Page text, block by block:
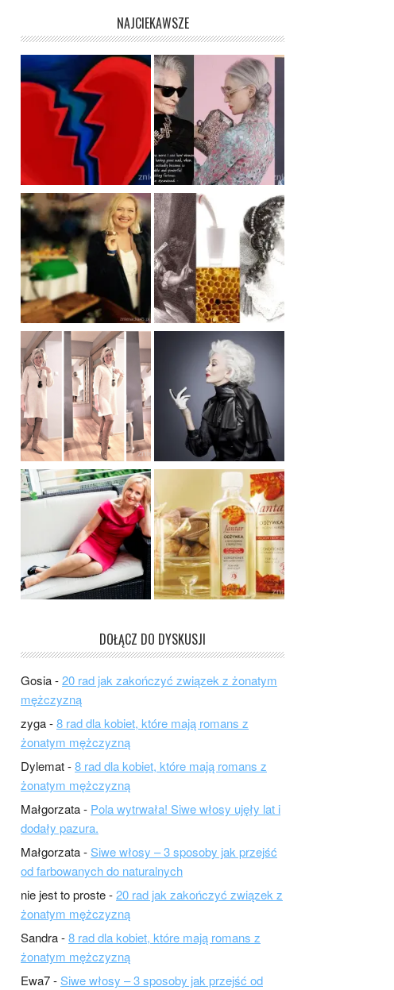
NAJCIEKAWSZE
DOŁĄCZ DO DYSKUSJI
Gosia-20 rad jak zakończyć związek z żonatym
mężczyzną
zyga-8 rad dla kobiet, które mają romans z
żonatym mężczyzną
Dylemat-8 rad dla kobiet, które mają romans z
żonatym mężczyzną
Małgorzata- Pola wytrwała! Siwe włosy ujęły lat i
dodały pazura.
Małgorzata-Siwe włosy – 3 sposoby jak przejść
od farbowanych do naturalnych
nie jest to proste-20 rad jak zakończyć związek z
żonatym mężczyzną
Sandra-8 rad dla kobiet, które mają romans z
żonatym mężczyzną
Ewa7-Siwe włosy – 3 sposoby jak przejść od